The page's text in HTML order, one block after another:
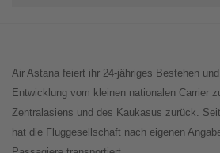
Air Astana feiert ihr 24-jähriges Bestehen
Entwicklung vom kleinen nationalen Carrier
Zentralasiens und des Kaukasus zurück.
hat die Fluggesellschaft nach eigenen